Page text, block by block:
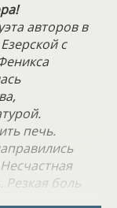
авторов в
с
печь.
Резкая боль